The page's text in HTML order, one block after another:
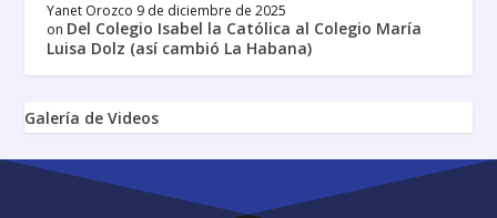
Yanet Orozco 9 de diciembre de 2025
on Del Colegio Isabel la Católica al Colegio María
Luisa Dolz (así cambió La Habana)
Galería de Videos